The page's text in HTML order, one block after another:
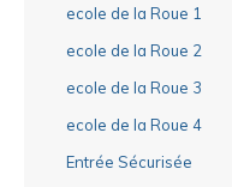
ecole de la Roue 1
ecole de la Roue 2
ecole de la Roue 3
ecole de la Roue 4
Entrée Sécurisée